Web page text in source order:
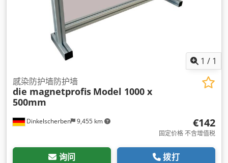
1 / 1
Dinkelscherben 9,455 km
感染防护墙防护墙
die magnetprofis Model 1000 x
500mm
€142
固定价格 不含增值税
询问 拨打